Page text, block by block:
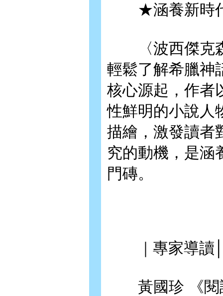
★涵養新時代
〈波西傑克森
輕鬆了解希臘神
核心源起，作者
性鮮明的小說人
描繪，激發讀者
究的動機，是涵
門磚。
｜專家導讀
黃國珍 《閱